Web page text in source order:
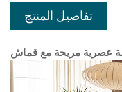
تفاصيل المنتج